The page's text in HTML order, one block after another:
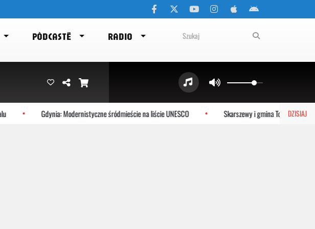
PÒDCASTË RADIO
DZISIAJ
Gdynia: Modernistyczne śródmieście na liście UNESCO Skarszewy i gmina Tczew